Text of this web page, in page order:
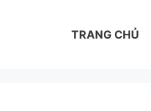
TRANG CHỦ